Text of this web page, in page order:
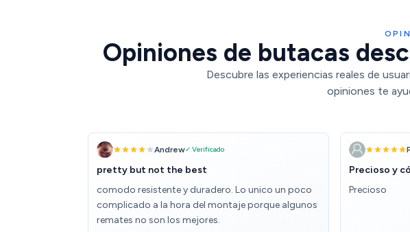
Opiniones de butacas
Descubre las experiencias reales de
opiniones te
Andrew✓ Verificado
pretty but not the best
comodo resistente y duradero. Lo unico un poco
complicado a la hora del montaje porque algunos
remates no son los mejores.
Precioso y
Precioso